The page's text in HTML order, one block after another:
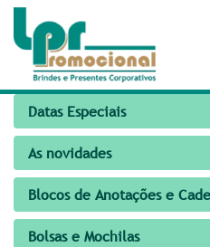
Datas Especiais
As novidades
Blocos de Anotações e
Bolsas e Mochilas